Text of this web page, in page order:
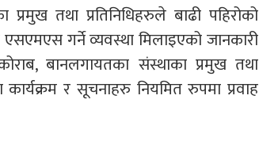
तथा प्रतिनिधिहरुले बाढी पहिरोको
गर्ने व्यवस्था मिलाइएको जानकारी
बानलगायतका संस्थाका प्रमुख तथा
र सूचनाहरु नियमित रुपमा प्रवाह